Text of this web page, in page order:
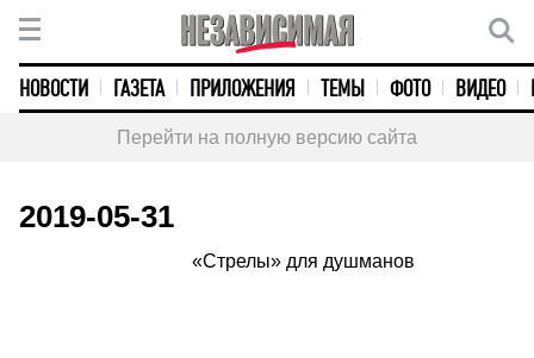
НОВОСТИ ГАЗЕТА ПРИЛОЖЕНИЯ ТЕМЫ ФОТО ВИДЕО
Перейти на полную версию сайта
2019-05-31
«Стрелы» для душманов